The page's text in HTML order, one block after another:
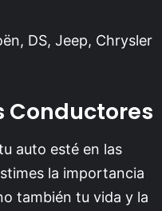
Conductores
auto esté en las
la importancia
también tu vida y la